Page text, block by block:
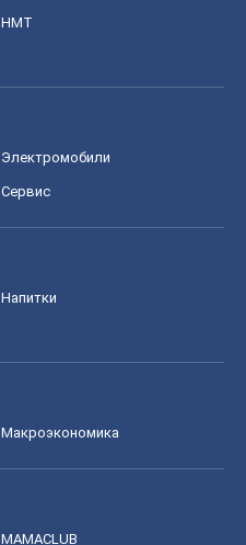
НМТ
Электромобили
Сервис
Напитки
Mакроэкономика
MAMACLUB